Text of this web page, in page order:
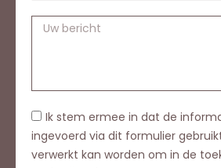
Ik stem ermee in dat de
ingevoerd via dit formulier
verwerkt kan worden om in de